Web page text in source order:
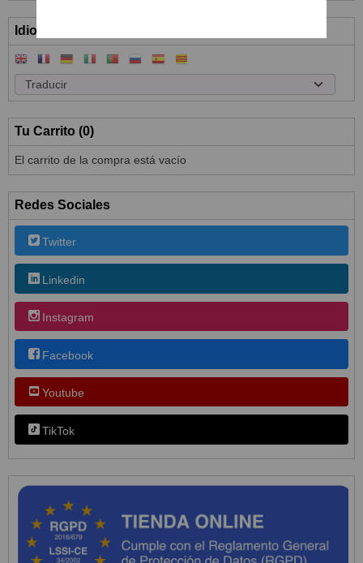
Idioma
Tu Carrito (0)
El carrito de la compra está vacío
Redes Sociales
Twitter
Linkedin
Instagram
Facebook
Youtube
TikTok